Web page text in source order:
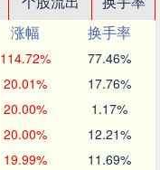
涨幅
换手率
114.72% 77.46%
20.01% 17.76%
20.00% 1.17%
20.00% 12.21%
19.99% 11.69%